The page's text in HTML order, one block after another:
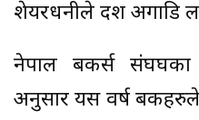
शेयरधनीले दशैं अगाडि
नेपाल बैंकर्स संघघका
अनुसार यस वर्ष बैंकहरुले